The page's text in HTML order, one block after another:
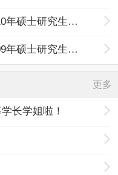
邯郸净化设备研究所(718所)2010年硕士研究生招生专业目录
邯郸净化设备研究所(718所)2009年硕士研究生招生专业目录
更多
长学姐啦！